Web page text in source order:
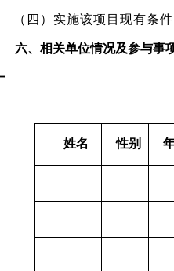
（四）实施该项目现有条
六、相关单位情况及参与事
姓名 性别